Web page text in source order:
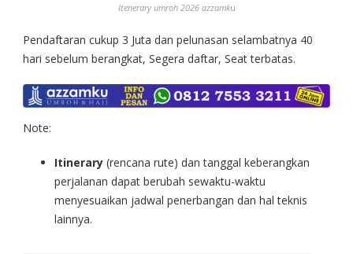
Itenerary umroh 2026 azzamku
Pendaftaran cukup 3 Juta dan pelunasan selambatnya 40
hari sebelum berangkat, Segera daftar, Seat terbatas.
Note:
Itinerary (rencana rute) dan tanggal keberangkan
perjalanan dapat berubah sewaktu-waktu
menyesuaikan jadwal penerbangan dan hal teknis
lainnya.